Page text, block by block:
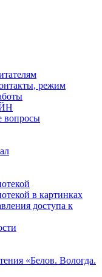
режим
вопросы
в картинках
доступа к
«Белов. Вологда.